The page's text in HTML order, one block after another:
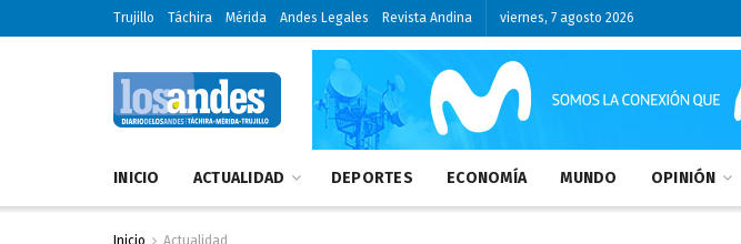
Trujillo Táchira Mérida Andes Legales Revista Andina viernes, 7 agosto 2026
INICIO ACTUALIDAD DEPORTES ECONOMÍA MUNDO OPINIÓN
Inicio Actualidad